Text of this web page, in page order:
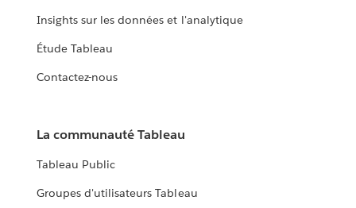
Insights sur les données et l'analytique
Étude Tableau
Contactez-nous
La communauté Tableau
Tableau Public
Groupes d'utilisateurs Tableau